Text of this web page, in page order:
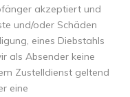
akzeptiert und
und/oder Schäden
eines Diebstahls
als Absender keine
Zustelldienst geltend
eine